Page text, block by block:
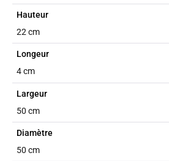
Hauteur
22 cm
Longeur
4 cm
Largeur
50 cm
Diamètre
50 cm